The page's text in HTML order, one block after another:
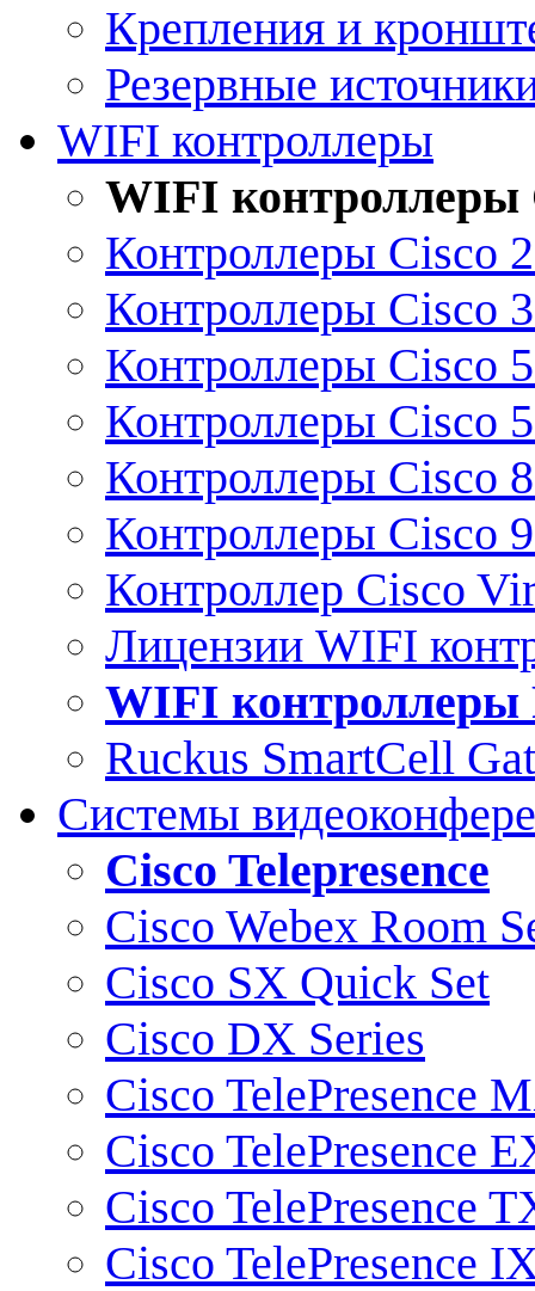
Крепления и
Резервные
WIFI контроллеры
WIFI контроллеры
Контроллеры Cisco
Контроллеры Cisco
Контроллеры Cisco
Контроллеры Cisco
Контроллеры Cisco
Контроллеры Cisco
Контроллер Cisco
Лицензии WIFI
WIFI контроллеры
Ruckus SmartCell
Системы
Cisco Telepresence
Cisco Webex Room
Cisco SX Quick Set
Cisco DX Series
Cisco TelePresence
Cisco TelePresence
Cisco TelePresence
Cisco TelePresence